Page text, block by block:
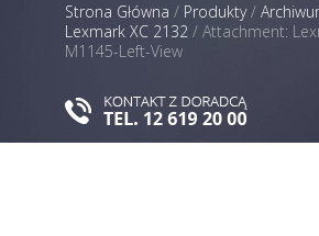
Strona Główna / Produkty/
Lexmark XC 2132 / Attachment:
M1145-Left-View